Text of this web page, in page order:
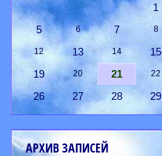
1
5 6 7 8
12 13 14 15
19 20 21 22
26 27 28 29
АРХИВ ЗАПИСЕЙ